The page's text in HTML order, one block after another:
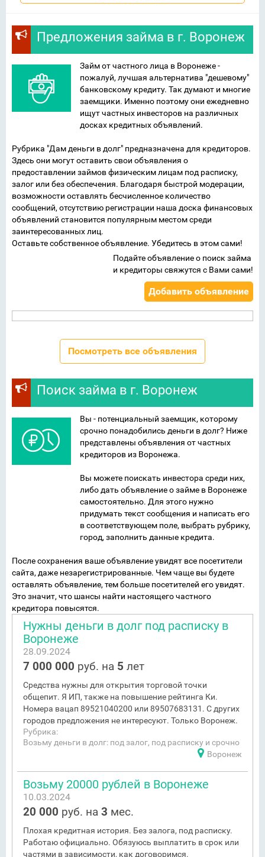
Предложения займа в г. Воронеж
Займ от частного лица в Воронеже -
пожалуй, лучшая альтернатива "дешевому"
банковскому кредиту. Так думают и многие
заемщики. Именно поэтому они ежедневно
ищут частных инвесторов на различных
досках кредитных объявлений.
Рубрика "Дам деньги в долг" предназначена для кредиторов.
Здесь они могут оставить свои объявления о
предоставлении займов физическим лицам под расписку,
залог или без обеспечения. Благодаря быстрой модерации,
возможности оставлять бесчисленное количество
сообщений, отсутствию регистрации наша доска финансовых
объявлений становится популярным местом среди
заинтересованных лиц.
Оставьте собственное объявление. Убедитесь в этом сами!
Подайте объявление о поиск займа
и кредиторы свяжутся с Вами сами!
Добавить объявление
Посмотреть все объявления
Поиск займа в г. Воронеж
Вы - потенциальный заемщик, которому
срочно понадобились деньги в долг? Ниже
представлены объявления от частных
кредиторов из Воронежа.
Вы можете поискать инвестора среди них,
либо дать объявление о займе в Воронеже
самостоятельно. Для этого нужно
придумать текст сообщения и написать его
в соответствующем поле, выбрать рубрику,
город, заполнить данные кредита.
После сохранения ваше объявление увидят все посетители
сайта, даже незарегистрированные. Чем чаще вы будете
оставлять объявление, тем больше посетителей его увидят.
Это значит, что шансы найти настоящего частного
кредитора повысятся.
Нужны деньги в долг под расписку в
Воронеже
28.09.2024
7 000 000 руб. на 5 лет
Средства нужны для открытия торговой точки
общепит. Я ИП, также на повышение рейтинга Ки.
Номера вацап 89521040200 или 89507683131. С других
городов предложения не интересуют. Только Воронеж.
Рубрика:
Возьму деньги в долг: под залог, под расписку и срочно
Воронеж
Возьму 20000 рублей в Воронеже
10.03.2024
20 000 руб. на 3 мес.
Плохая кредитная история. Без залога, под расписку.
Работаю официально. Обязуюсь выплатить в срок или
частями в зависимости, как договоримся.